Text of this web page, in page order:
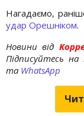
Нагадаємо,
удар Орешніком.
Новини від
Підписуйтесь на
та WhatsApp